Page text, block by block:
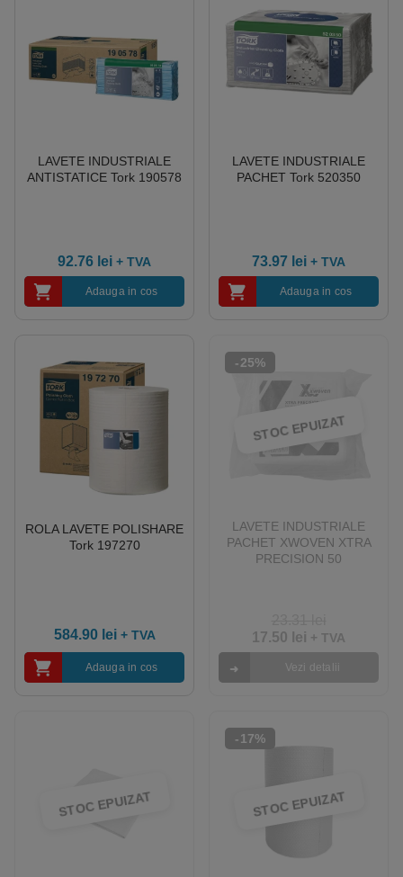
LAVETE INDUSTRIALE
ANTISTATICE Tork 190578
92.76 lei + TVA
Adauga in cos
LAVETE INDUSTRIALE
PACHET Tork 520350
73.97 lei + TVA
Adauga in cos
ROLA LAVETE POLISHARE
Tork 197270
584.90 lei + TVA
Adauga in cos
-25%
STOC EPUIZAT
LAVETE INDUSTRIALE
PACHET XWOVEN XTRA
PRECISION 50
17.50 lei + TVA
Vezi detalii
STOC EPUIZAT
-17%
STOC EPUIZAT